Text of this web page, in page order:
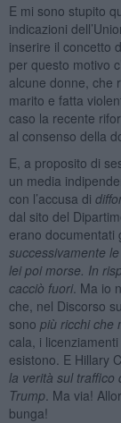
E mi sono stupito
indicazioni
inserire il concetto
per questo motivo
alcune donne, che
marito e fatta
caso la recente
al consenso della
E, a proposito di
un media
con l’accusa di
dal sito del
erano documentati
successivamente
lei poi morse. In
cacciò fuori. Ma io
che, nel Discorso
sono più ricchi che
cala, i
esistono. E Hillary
la verità sul traffico
Trump . Ma via!
bunga!